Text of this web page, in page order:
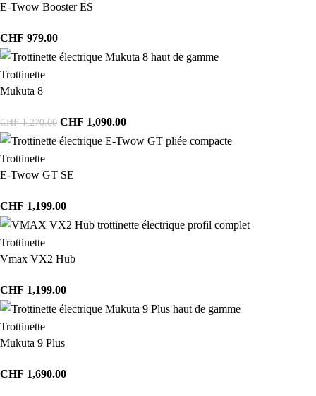
E-Twow Booster ES
CHF 979.00
Trottinette
Mukuta 8
CHF1,270.00 CHF 1,090.00
Trottinette
E-Twow GT SE
CHF 1,199.00
Trottinette
Vmax VX2 Hub
CHF 1,199.00
Trottinette
Mukuta 9 Plus
CHF 1,690.00